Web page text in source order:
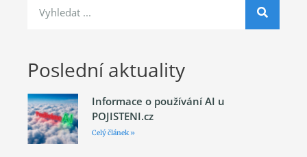
Poslední aktuality
Informace o používání AI u
POJISTENI.cz
Celý článek »